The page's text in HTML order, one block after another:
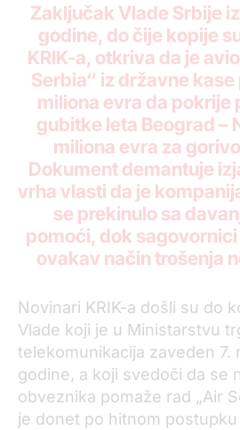
Zaključak Vlade Srbije
godine, do čije kopije
KRIK-a, otkriva da je
Serbia“ iz državne kase
miliona evra da pokrije
gubitke leta Beograd –
miliona evra za
Dokument demantuje
vrha vlasti da je
se prekinulo sa
pomoći, dok
ovakav način trošenja
Novinari KRIK-a došli su do
Vlade koji je u Ministarstvu
telekomunikacija zaveden 7.
godine, a koji svedoči da se
obveznika pomaže rad „Air
je donet po hitnom postupku